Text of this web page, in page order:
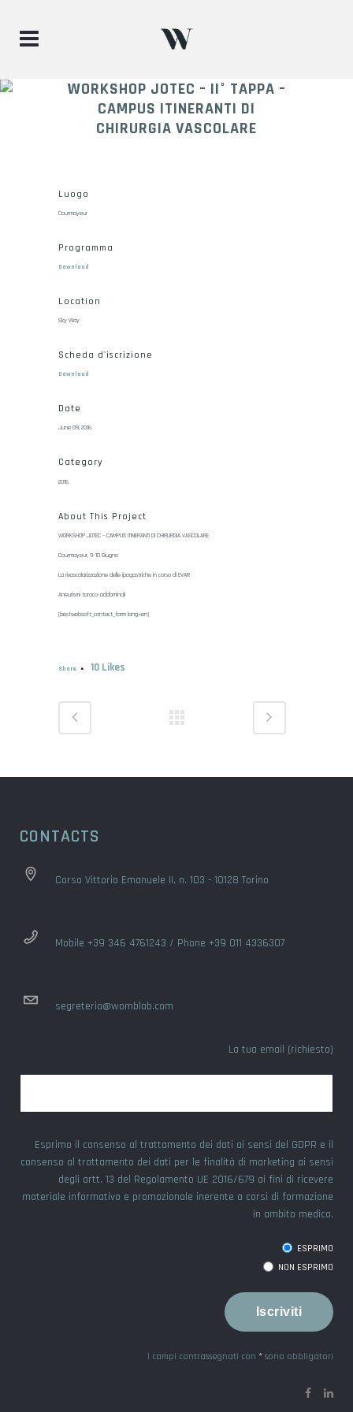
WORKSHOP JOTEC – II° TAPPA –
CAMPUS ITINERANTI DI
CHIRURGIA VASCOLARE
Luogo
Courmayeur
Programma
Download
Location
Sky Way
Scheda d'iscrizione
Download
Date
June 09, 2016
Category
2016
About This Project
WORKSHOP JOTEC – CAMPUS ITINERANTI DI CHIRURGIA VASCOLARE
Courmayeur, 9-10 Giugno
La rivascolarizzazione delle ipogastriche in corso di EVAR
Aneurismi toraco-addominali
[bestwebsoft_contact_form lang=en]
Share 10 Likes
CONTACTS
Corso Vittorio Emanuele II, n. 103 - 10128 Torino
Mobile +39 346 4761243 / Phone +39 011 4336307
segreteria@womblab.com
La tua email (richiesto)
Esprimo il consenso al trattamento dei dati ai sensi del GDPR e il
consenso al trattamento dei dati per le finalità di marketing ai sensi
degli artt. 13 del Regolamento UE 2016/679 ai fini di ricevere
materiale informativo e promozionale inerente a corsi di formazione
in ambito medico.
ESPRIMO
NON ESPRIMO
I campi contrassegnati con * sono obbligatori